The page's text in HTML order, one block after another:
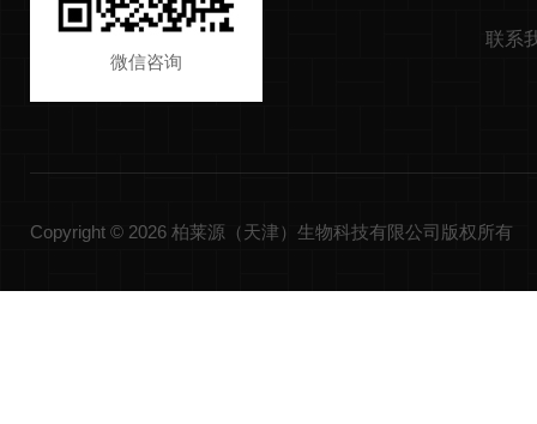
微信咨询
联系
Copyright © 2026 柏莱源（天津）生物科技有限公司版权所有